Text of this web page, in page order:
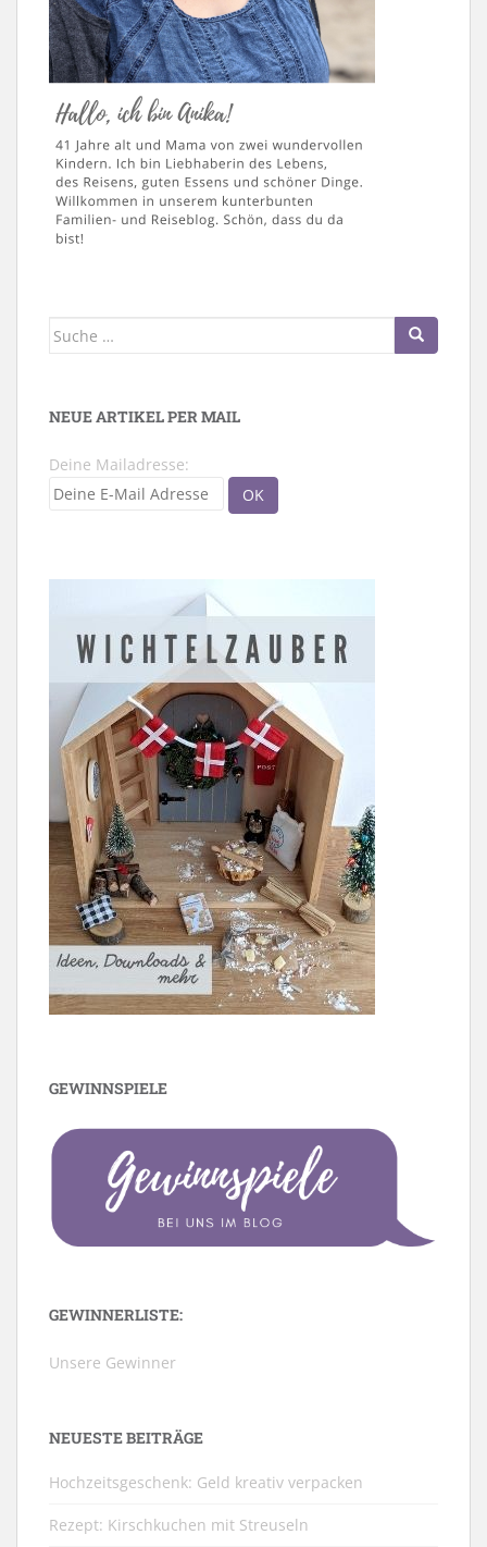
Suche
NEUE ARTIKEL PER MAIL
Deine Mailadresse:
GEWINNSPIELE
GEWINNERLISTE:
Unsere Gewinner
NEUESTE BEITRÄGE
Hochzeitsgeschenk: Geld kreativ verpacken
Rezept: Kirschkuchen mit Streuseln